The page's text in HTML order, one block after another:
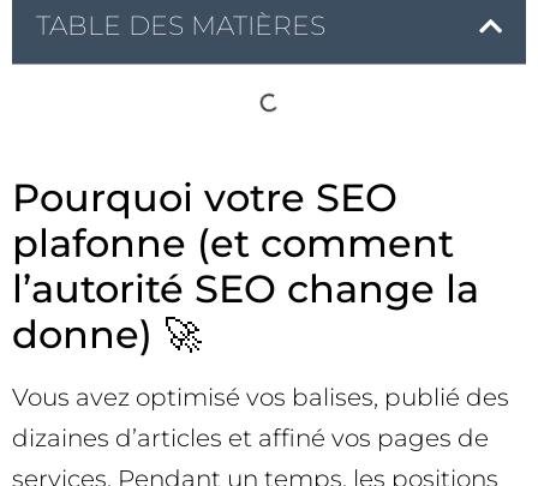
TABLE DES MATIÈRES
Pourquoi votre SEO
plafonne (et comment
l’autorité SEO change la
donne) 🚀
Vous avez optimisé vos balises, publié des
dizaines d’articles et affiné vos pages de
services. Pendant un temps, les positions